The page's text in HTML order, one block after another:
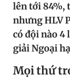
Video
Sản phẩm khác
Tiện ích
lên tới 84%,
nhưng HLV
có đội nào 4
giải Ngoại
Mọi thứ